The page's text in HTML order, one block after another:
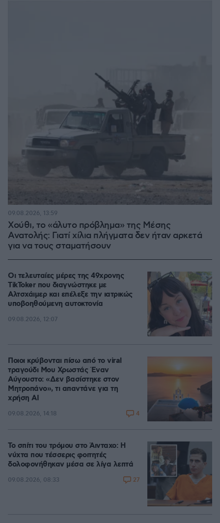
Χούθι, το «άλυτο πρόβλημα» της Μέσης
Ανατολής: Γιατί χίλια πλήγματα δεν ήταν αρκετά
για να τους σταματήσουν
09.08.2026, 13:59
Οι τελευταίες μέρες της 49χρονης
TikToker που διαγνώστηκε με
Αλτσχάιμερ και επέλεξε την ιατρικώς
υποβοηθούμενη αυτοκτονία
09.08.2026, 12:07
Ποιοι κρύβονται πίσω από το viral
τραγούδι Μου Χρωστάς Έναν
Αύγουστο: «Δεν βασίστηκε στον
Μητροπάνο», τι απαντάνε για τη
χρήση AI
09.08.2026, 14:18 4
Το σπίτι του τρόμου στο Άινταχο: Η
νύχτα που τέσσερις φοιτητές
δολοφονήθηκαν μέσα σε λίγα λεπτά
09.08.2026, 08:33 27